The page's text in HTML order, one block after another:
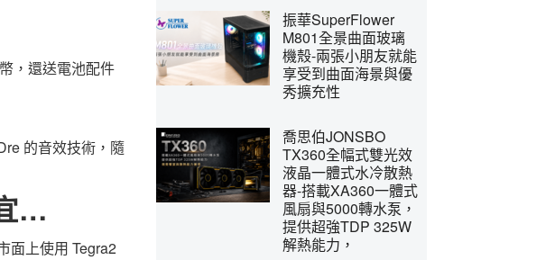
，還送電池配件
的音效技術，隨
…
面上使用 Tegra2
振華SuperFlower
M801全景曲面玻璃
機殼-兩張小朋友就能
享受到曲面海景與優
秀擴充性
喬思伯JONSBO
TX360全幅式雙光效
液晶一體式水冷散熱
器-搭載XA360一體式
風扇與5000轉水泵，
提供超強TDP 325W
解熱能力，